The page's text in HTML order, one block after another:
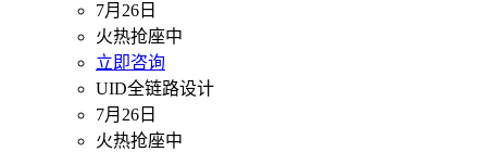
7月26日
火热抢座中
立即咨询
UID全链路设计
7月26日
火热抢座中